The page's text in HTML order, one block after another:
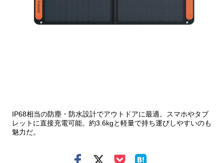
IP68相当の防塵・防水設計でアウトドアに最適。スマホやタブ
レットに直接充電可能。約3.6kgと軽量で持ち運びしやすいのも
魅力だ。